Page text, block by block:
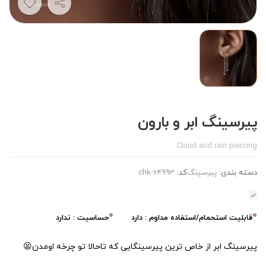
پیرسینگ ابر و بارون
Cloud and rain piercing
دسته بندی: پیرسینگکد: chk-64993
ابر
قابلیت استحمام/استفاده مداوم : دارد حساسیت : ندارد
پیرسینگ ابر از خاص ترین پیرسینگایی که تاحالا تو چرخه اومدن😫